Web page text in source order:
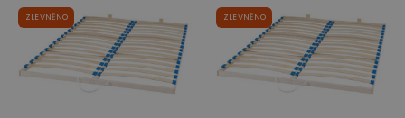
ZLEVNĚNO ZLEVNĚNO